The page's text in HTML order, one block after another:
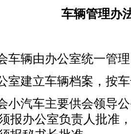
车辆管理办
车辆由办公室统一管
室建立车辆档案，按
小汽车主要供会领导
报办公室负责人批准